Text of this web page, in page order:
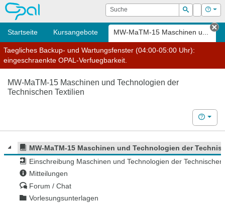
OPAL Suche
Suchen
Login Hilfe
Startseite Kursangebote MW-MaTM-15 Maschinen u...
Taegliches Backup- und Wartungsfenster (04:00-05:00 Uhr):
eingeschraenkte OPAL-Verfuegbarkeit.
MW-MaTM-15 Maschinen und Technologien der
Technischen Textilien
Hilfe
MW-MaTM-15 Maschinen und Technologien der
Einschreibung Maschinen und Technologien der Technischen
Mitteilungen
Forum / Chat
Vorlesungsunterlagen